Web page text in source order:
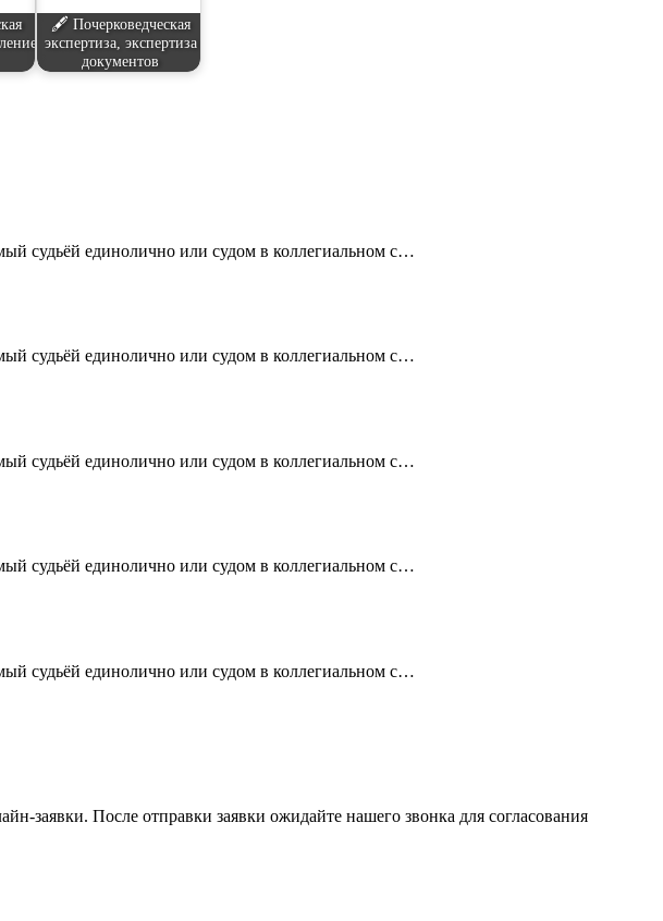
🖋️ Почерковедческая
экспертиза, экспертиза
документов
судьёй единолично или судом в коллегиальном с…
судьёй единолично или судом в коллегиальном с…
судьёй единолично или судом в коллегиальном с…
судьёй единолично или судом в коллегиальном с…
судьёй единолично или судом в коллегиальном с…
заявки. После отправки заявки ожидайте нашего звонка для согласования